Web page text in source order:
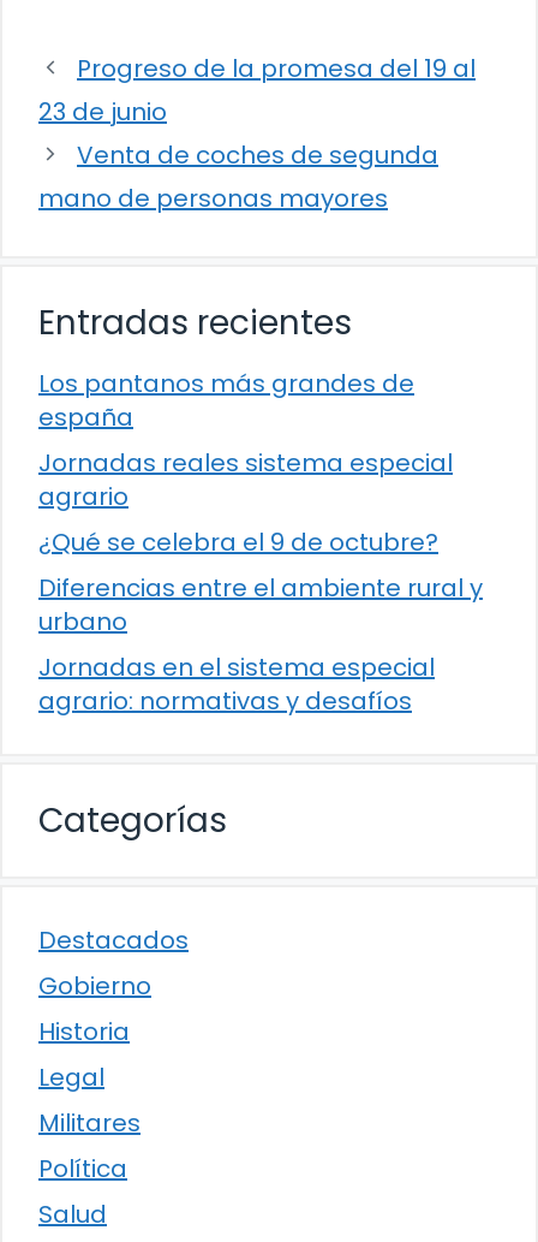
Progreso de la promesa del 19 al
23 de junio
Venta de coches de segunda
mano de personas mayores
Entradas recientes
Los pantanos más grandes de
españa
Jornadas reales sistema especial
agrario
¿Qué se celebra el 9 de octubre?
Diferencias entre el ambiente rural y
urbano
Jornadas en el sistema especial
agrario: normativas y desafíos
Categorías
Destacados
Gobierno
Historia
Legal
Militares
Política
Salud